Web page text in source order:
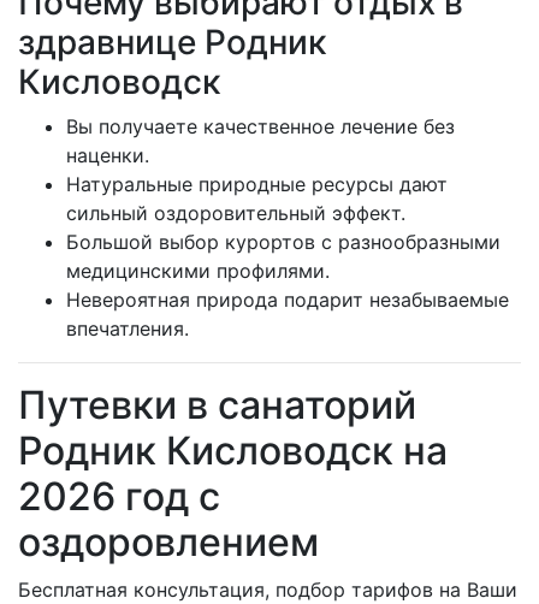
здравнице Родник
Кисловодск
Вы получаете качественное лечение без
наценки.
Натуральные природные ресурсы дают
сильный оздоровительный эффект.
Большой выбор курортов с разнообразными
медицинскими профилями.
Невероятная природа подарит незабываемые
впечатления.
Путевки в санаторий
Родник Кисловодск на
2026 год с
оздоровлением
Бесплатная консультация, подбор тарифов на Ваши